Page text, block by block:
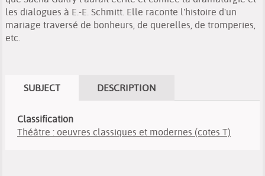
les dialogues à E.-E. Schmitt. Elle raconte l'histoire d'un
mariage traversé de bonheurs, de querelles, de tromperies,
etc.
SUBJECT DESCRIPTION
Classification
Théâtre : oeuvres classiques et modernes (cotes T)